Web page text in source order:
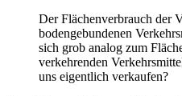
Der Flächenverbrauch der
bodengebundenen
sich grob analog zum
verkehrenden
uns eigentlich verkaufen?